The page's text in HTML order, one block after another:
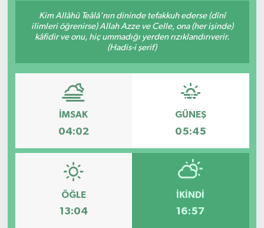
Kim Allâhü Teâlâ'nın dininde tefakkuh ederse (dînî
ilimleri öğrenirse) Allah Azze ve Celle, ona (her işinde)
kâfidir ve onu, hiç ummadığı yerden rızıklandırıverir.
(Hadis-i şerif)
İMSAK
04:02
GÜNEŞ
05:45
ÖĞLE
13:04
İKINDI
16:57